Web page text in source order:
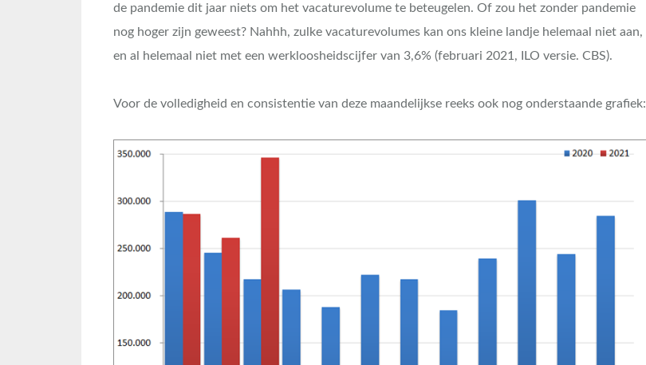
de pandemie dit jaar niets om het vacaturevolume te beteugelen. Of zou het zonder pandemie
nog hoger zijn geweest? Nahhh, zulke vacaturevolumes kan ons kleine landje helemaal niet aan,
en al helemaal niet met een werkloosheidscijfer van 3,6% (februari 2021, ILO versie. CBS).
Voor de volledigheid en consistentie van deze maandelijkse reeks ook nog onderstaande grafiek: